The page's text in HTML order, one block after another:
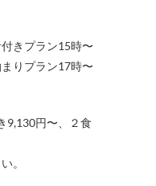
きプラン15時〜
りプラン17時〜
9,130円〜、２食
。